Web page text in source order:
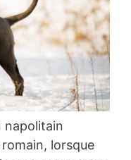
napolitain
lorsque